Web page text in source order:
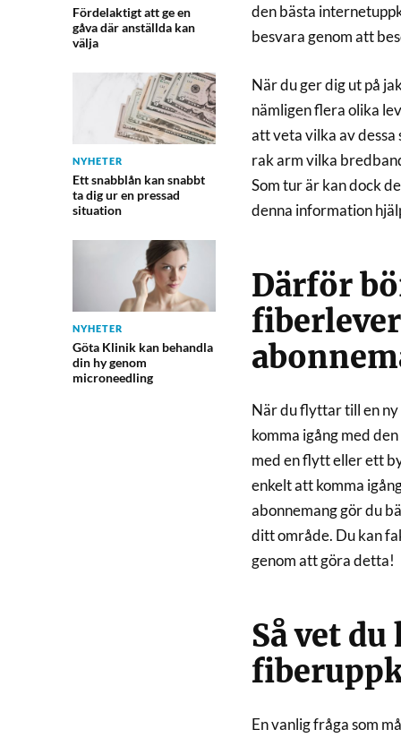
Fördelaktigt att ge en
gåva där anställda kan
välja
NYHETER
Ett snabblån kan snabbt
ta dig ur en pressad
situation
NYHETER
Göta Klinik kan behandla
din hy genom
microneedling
den bästa
besvara genom att
När du ger dig ut på
nämligen flera olika
att veta vilka av dessa
rak arm vilka
Som tur är kan dock
denna information
Därför
När du flyttar till en
komma igång med
med en flytt eller ett
enkelt att komma
abonnemang gör du
ditt område. Du kan
genom att göra detta!
Så vet
En vanlig fråga som